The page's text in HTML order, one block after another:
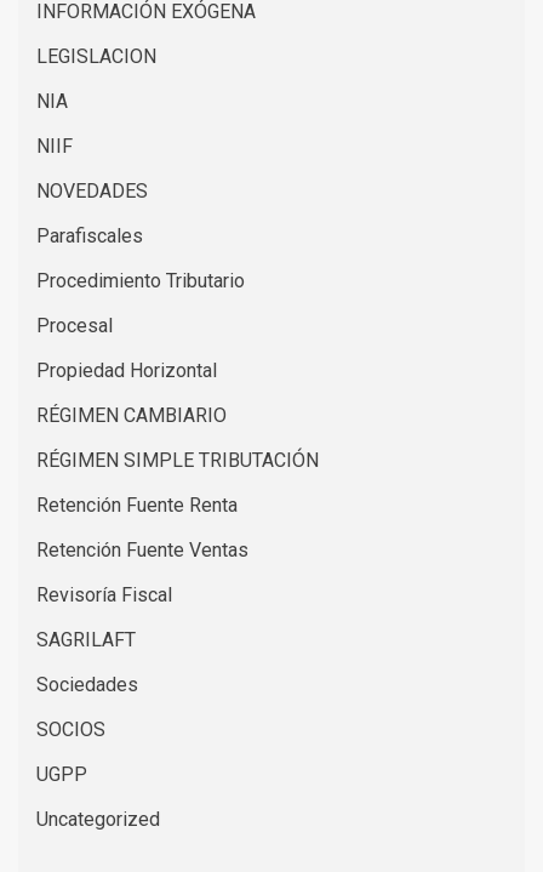
INFORMACIÓN EXÓGENA
LEGISLACION
NIA
NIIF
NOVEDADES
Parafiscales
Procedimiento Tributario
Procesal
Propiedad Horizontal
RÉGIMEN CAMBIARIO
RÉGIMEN SIMPLE TRIBUTACIÓN
Retención Fuente Renta
Retención Fuente Ventas
Revisoría Fiscal
SAGRILAFT
Sociedades
SOCIOS
UGPP
Uncategorized